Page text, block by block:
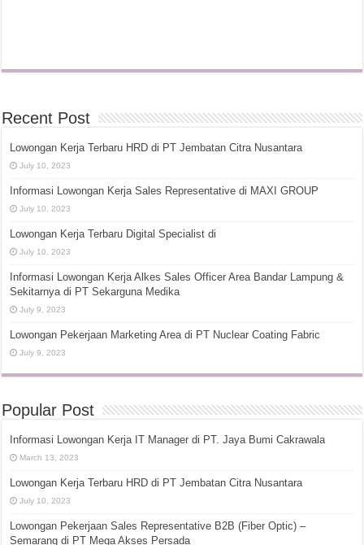
Recent Post
Lowongan Kerja Terbaru HRD di PT Jembatan Citra Nusantara
July 10, 2023
Informasi Lowongan Kerja Sales Representative di MAXI GROUP
July 10, 2023
Lowongan Kerja Terbaru Digital Specialist di
July 10, 2023
Informasi Lowongan Kerja Alkes Sales Officer Area Bandar Lampung &
Sekitarnya di PT Sekarguna Medika
July 9, 2023
Lowongan Pekerjaan Marketing Area di PT Nuclear Coating Fabric
July 9, 2023
Popular Post
Informasi Lowongan Kerja IT Manager di PT. Jaya Bumi Cakrawala
March 13, 2023
Lowongan Kerja Terbaru HRD di PT Jembatan Citra Nusantara
July 10, 2023
Lowongan Pekerjaan Sales Representative B2B (Fiber Optic) –
Semarang di PT Mega Akses Persada